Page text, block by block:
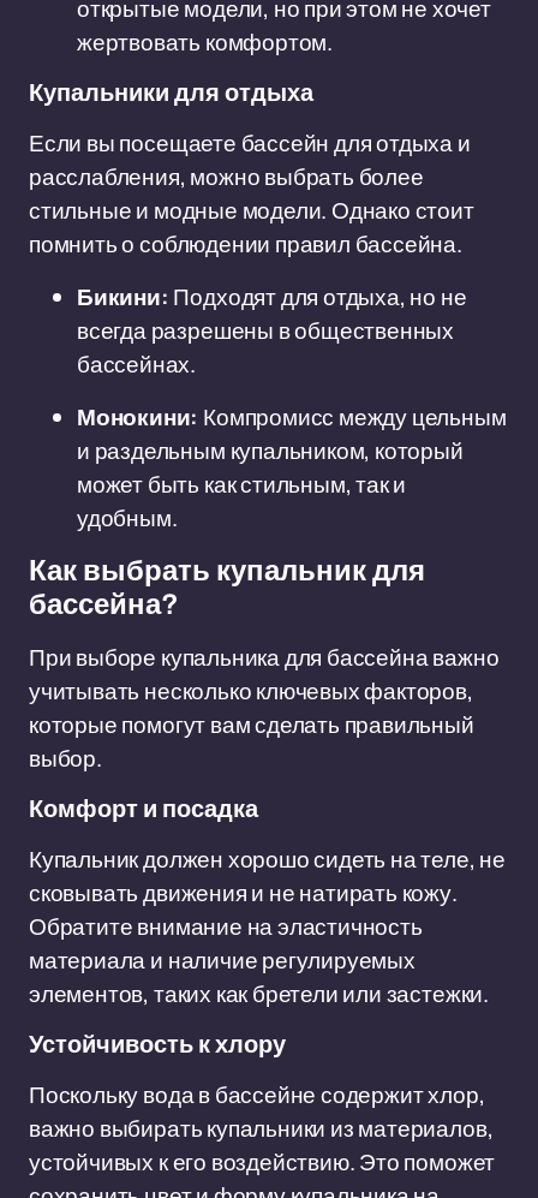
открытые модели, но при этом не хочет
жертвовать комфортом.
Купальники для отдыха
Если вы посещаете бассейн для отдыха и
расслабления, можно выбрать более
стильные и модные модели. Однако стоит
помнить о соблюдении правил бассейна.
Бикини: Подходят для отдыха, но не
всегда разрешены в общественных
бассейнах.
Монокини: Компромисс между цельным
и раздельным купальником, который
может быть как стильным, так и
удобным.
Как выбрать купальник для
бассейна?
При выборе купальника для бассейна важно
учитывать несколько ключевых факторов,
которые помогут вам сделать правильный
выбор.
Комфорт и посадка
Купальник должен хорошо сидеть на теле, не
сковывать движения и не натирать кожу.
Обратите внимание на эластичность
материала и наличие регулируемых
элементов, таких как бретели или застежки.
Устойчивость к хлору
Поскольку вода в бассейне содержит хлор,
важно выбирать купальники из материалов,
устойчивых к его воздействию. Это поможет